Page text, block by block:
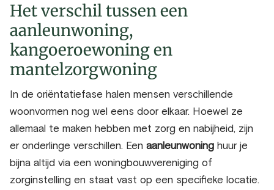
Het verschil tussen een
aanleunwoning,
kangoeroewoning en
mantelzorgwoning
In de oriëntatiefase halen mensen verschillende
woonvormen nog wel eens door elkaar. Hoewel ze
allemaal te maken hebben met zorg en nabijheid, zijn
er onderlinge verschillen. Een aanleunwoning huur je
bijna altijd via een woningbouwvereniging of
zorginstelling en staat vast op een specifieke locatie.